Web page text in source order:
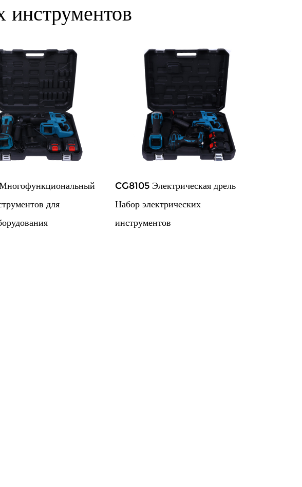
инструментов
для
CG8105 Электрическая дрель
Набор электрических
инструментов